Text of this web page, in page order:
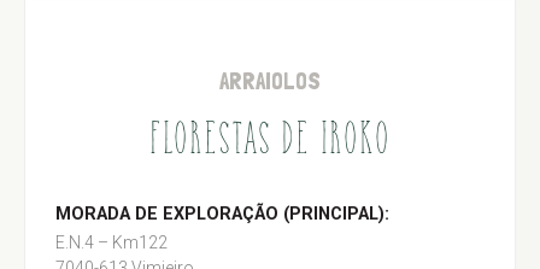
ARRAIOLOS
FLORESTAS DE IROKO
MORADA DE EXPLORAÇÃO (PRINCIPAL):
E.N.4 – Km122